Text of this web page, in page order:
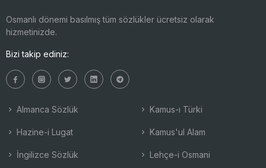
Osmanlı dönemi basılmış tüm sözlükler ücretsiz olarak
hizmetinizde.
Bizi takip ediniz:
Almanca Sözlük
Hazine-i Lugat
İngilizce Sözlük
Kamus-ı Türki
Kamus'ul Alam
Lehçe-i Osmani